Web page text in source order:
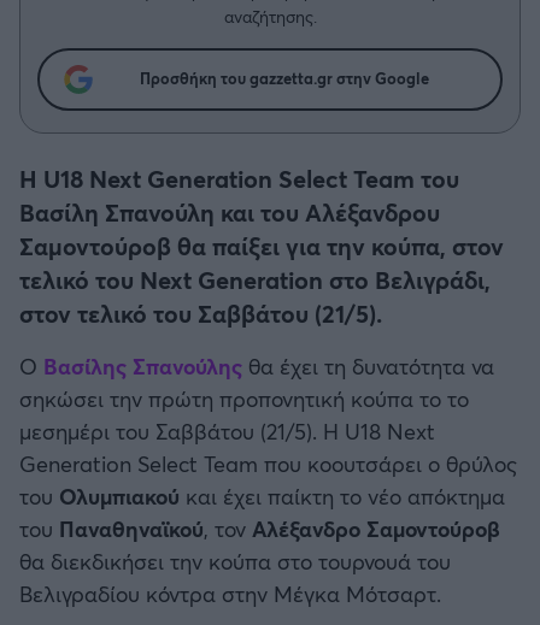
Δημήτρης Τσορμπατζόγλου
Ατρόμητος Αθηνών
Κηφισιά
Αστέρας Τρίπολης
Παναιτωλικός
Καλαμάτα
Μεγάλη μου Αγάπη
Μια Ιστορία από την Πόλη
αναζήτησης.
Προσθήκη του gazzetta.gr στην Google
Η U18 Next Generation Select Team του
Βασίλη Σπανούλη και του Αλέξανδρου
Σαμοντούροβ θα παίξει για την κούπα, στον
τελικό του Next Generation στο Βελιγράδι,
στον τελικό του Σαββάτου (21/5).
Ο Βασίλης Σπανούλης θα έχει τη δυνατότητα να
σηκώσει την πρώτη προπονητική κούπα το το
μεσημέρι του Σαββάτου (21/5). Η U18 Next
Generation Select Team που κοουτσάρει ο θρύλος
του Ολυμπιακού και έχει παίκτη το νέο απόκτημα
του Παναθηναϊκού, τον Αλέξανδρο Σαμοντούροβ
θα διεκδικήσει την κούπα στο τουρνουά του
Βελιγραδίου κόντρα στην Μέγκα Μότσαρτ.